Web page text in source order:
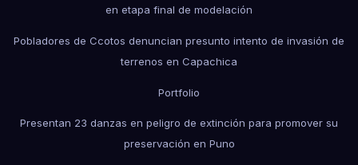
en etapa final de modelación
Pobladores de Ccotos denuncian presunto intento de invasión de
terrenos en Capachica
Portfolio
Presentan 23 danzas en peligro de extinción para promover su
preservación en Puno